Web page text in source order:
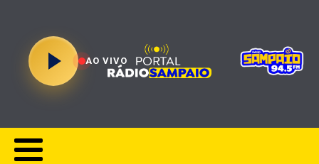
AO VIVO